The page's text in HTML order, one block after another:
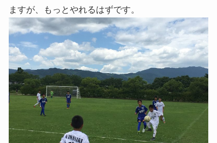
ますが、もっとやれるはずです。